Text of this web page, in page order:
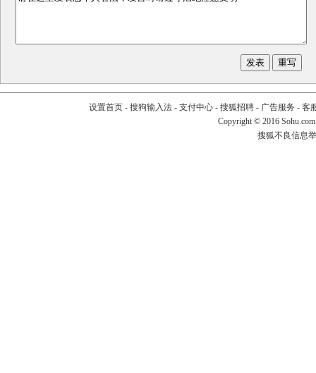
设置首页- 搜狗输入法- 支付中心- 搜狐招聘- 广告服务 - 客
Copyright © 2016
搜狐不良信息